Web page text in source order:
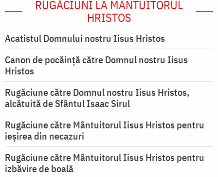
RUGĂCIUNI LA MÂNTUITORUL
HRISTOS
Acatistul Domnului nostru Iisus Hristos
Canon de pocăință către Domnul nostru Iisus
Hristos
Rugăciune către Domnul nostru Iisus Hristos,
alcătuită de Sfântul Isaac Sirul
Rugăciune către Mântuitorul Iisus Hristos pentru
ieşirea din necazuri
Rugăciune către Mântuitorul Iisus Hristos pentru
izbăvire de boală